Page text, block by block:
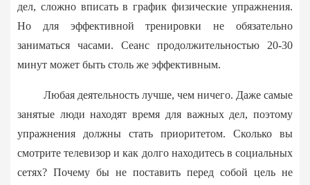
дел, сложно вписать в график физические упражнения.
Но для эффективной тренировки не обязательно
заниматься часами. Сеанс продолжительностью 20-30
минут может быть столь же эффективным.
Любая деятельность лучше, чем ничего. Даже самые
занятые люди находят время для важных дел, поэтому
упражнения должны стать приоритетом. Сколько вы
смотрите телевизор и как долго находитесь в социальных
сетях? Почему бы не поставить перед собой цель не